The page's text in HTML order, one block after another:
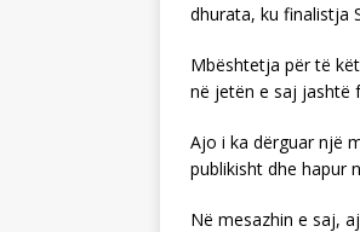
dhurata, ku finalistja
Mbështetja për të
në jetën e saj jashtë
Ajo i ka dërguar një
publikisht dhe hapur
Në mesazhin e saj,